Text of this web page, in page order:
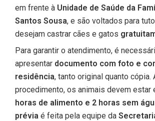
em frente à Unidade de Saúde da
Santos Sousa, e são voltados para
desejam castrar cães e gatos
Para garantir o atendimento, é
apresentar documento com foto e
residência, tanto original quanto cópia.
procedimento, os animais devem estar
horas de alimento e 2 horas sem
prévia é feita pela equipe da